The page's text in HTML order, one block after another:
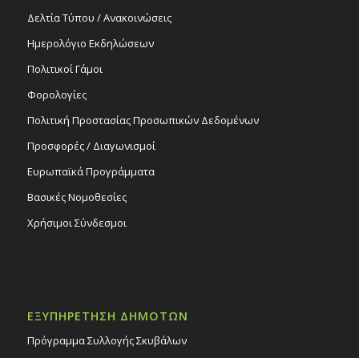
Δελτία Τύπου / Ανακοινώσεις
Ημερολόγιο Εκδηλώσεων
Πολιτικοί Γάμοι
Φορολογίες
Πολιτική Προστασίας Προσωπικών Δεδομένων
Προσφορές / Διαγωνισμοί
Ευρωπαϊκά Προγράμματα
Βασικές Νομοθεσίες
Χρήσιμοι Σύνδεσμοι
ΕΞΥΠΗΡΕΤΗΣΗ ΔΗΜΟΤΩΝ
Πρόγραμμα Συλλογής Σκυβάλων